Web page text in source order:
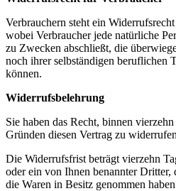
Verbrauchern steht ein
wobei Verbraucher jede natürliche
zu Zwecken abschließt, die
noch ihrer selbständigen beruflichen
können.
Widerrufsbelehrung
Sie haben das Recht, binnen
Gründen diesen Vertrag zu
Die Widerrufsfrist beträgt vierzehn
oder ein von Ihnen benannter Dritter,
die Waren in Besitz genommen